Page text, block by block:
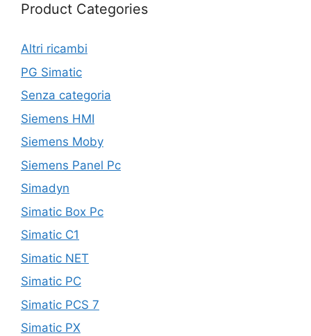
Product Categories
Altri ricambi
PG Simatic
Senza categoria
Siemens HMI
Siemens Moby
Siemens Panel Pc
Simadyn
Simatic Box Pc
Simatic C1
Simatic NET
Simatic PC
Simatic PCS 7
Simatic PX